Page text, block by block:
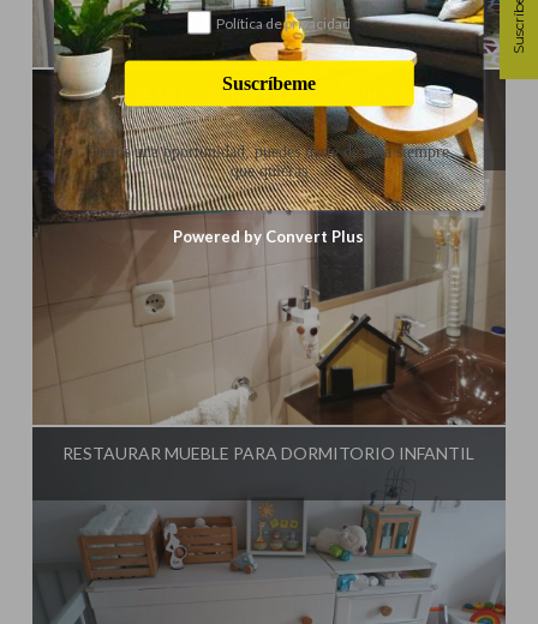
Influencer:El Taller de Ire
CÓMO CREAR ORIGINALES ACCESORIOS DE BAÑO
CON MOSAICO
Influencer:El Taller de Ire
RESTAURAR MUEBLE PARA DORMITORIO INFANTIL
Suscríbete
Política de privacidad
Suscríbeme
Danos una oportunidad, puedes darte de baja siempre
que quieras
Powered by Convert Plus